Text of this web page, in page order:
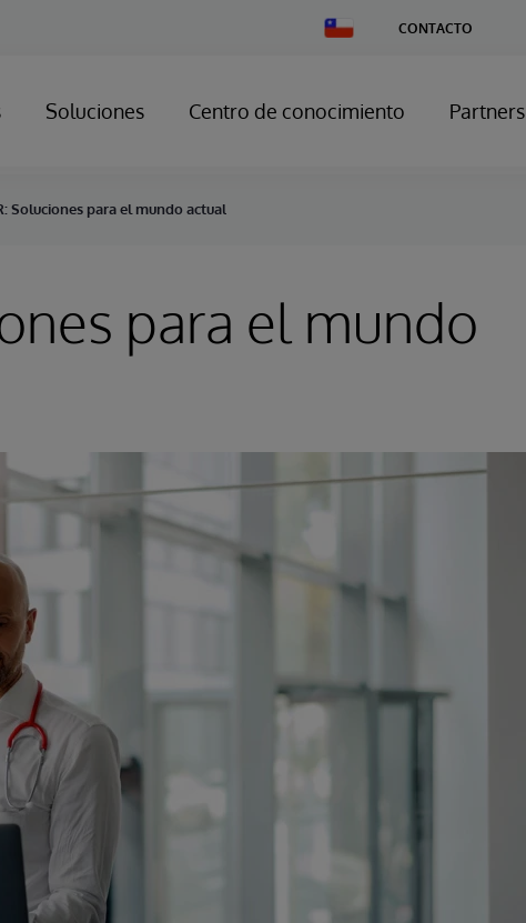
Change
Country
CONTACTO
Soluciones Centro de conocimiento Partners
Soluciones para el mundo actual
para el mundo